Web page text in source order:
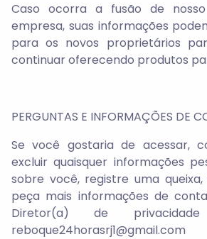
Caso ocorra a fusão de
empresa, suas informações
para os novos proprietários
continuar oferecendo produtos
PERGUNTAS E INFORMAÇÕES DE
Se você gostaria de acessar,
excluir quaisquer informações
sobre você, registre uma
peça mais informações de
Diretor(a) de
reboque24horasrj1@gmail.com